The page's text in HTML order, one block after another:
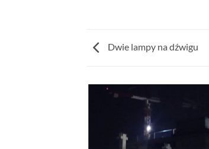
Dwie lampy na dźwigu